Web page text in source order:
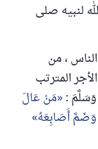
لنبيه صلى
، من
المترتب
وَسَلَّمَ : مَنْ عَالَ
وَضَمَّ أَصَابِعَهُ